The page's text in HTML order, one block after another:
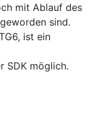
mit Ablauf des
sind.
ist ein
SDK möglich.